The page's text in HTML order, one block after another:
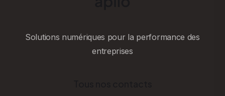
Solutions numériques pour la performance des
entreprises